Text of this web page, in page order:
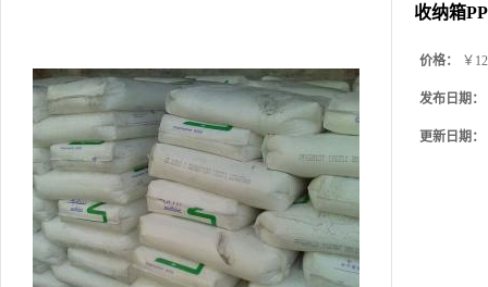
收纳箱
价格： ￥
发布日期：
更新日期：